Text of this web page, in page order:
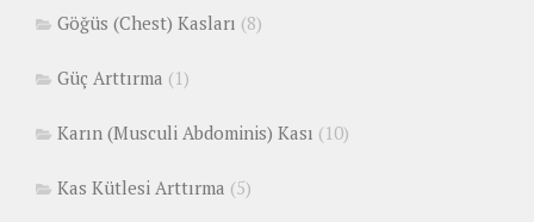
Göğüs (Chest) Kasları (8)
Güç Arttırma (1)
Karın (Musculi Abdominis) Kası (10)
Kas Kütlesi Arttırma (5)